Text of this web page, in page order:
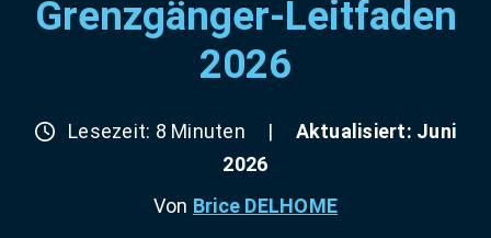
Grenzgänger-Leitfaden
2026
Lesezeit: 8 Minuten |
Aktualisiert: Juni
2026
Von Brice DELHOME